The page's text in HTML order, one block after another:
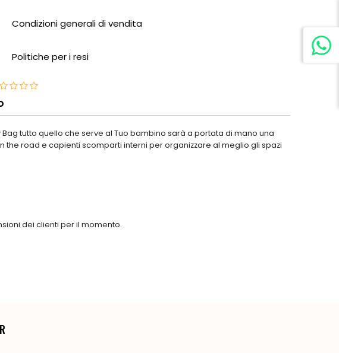
Condizioni generali di vendita
Politiche per i resi
tutto quello che serve al Tuo bambino sarà a portata di mano una
road e capienti scomparti interni per organizzare al meglio gli spazi
dei clienti per il momento.